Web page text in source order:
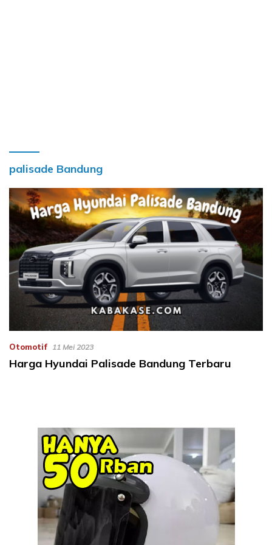
palisade Bandung
Otomotif 11 Mei 2023
Harga Hyundai Palisade Bandung Terbaru